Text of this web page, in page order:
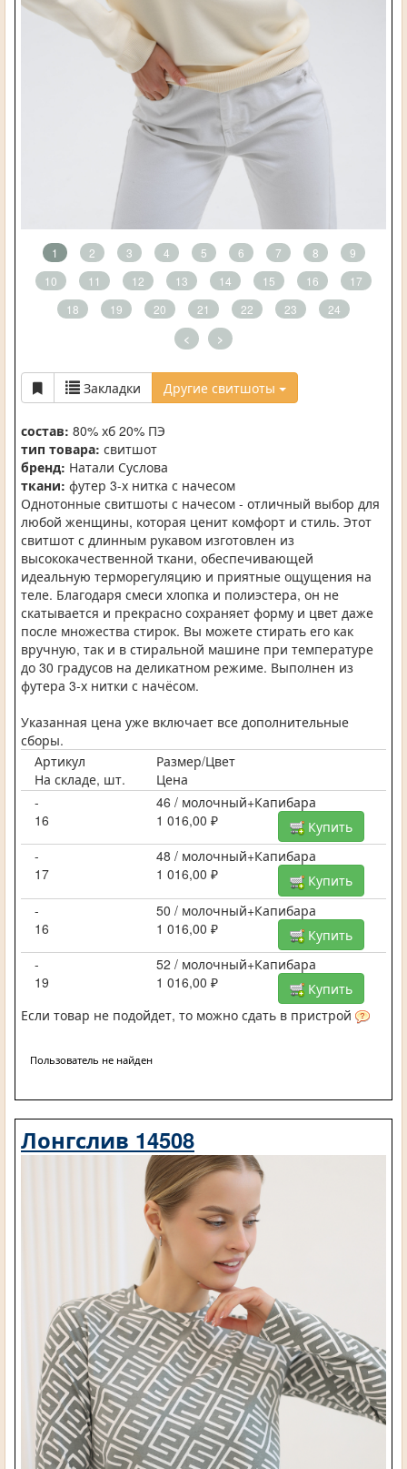
1 2 3 4 5 6 7 8
9
10
11 12 13 14 15 16
17
18
19 20 21 22 23 24
< >
Закладки Другие свитшоты
состав: 80% хб 20% ПЭ
тип товара: свитшот
бренд: Натали Суслова
ткани: футер 3-х нитка с начесом
Однотонные свитшоты с начесом - отличный выбор для
любой женщины, которая ценит комфорт и стиль. Этот
свитшот с длинным рукавом изготовлен из
высококачественной ткани, обеспечивающей
идеальную терморегуляцию и приятные ощущения на
теле. Благодаря смеси хлопка и полиэстера, он не
скатывается и прекрасно сохраняет форму и цвет даже
после множества стирок. Вы можете стирать его как
вручную, так и в стиральной машине при температуре
до 30 градусов на деликатном режиме. Выполнен из
футера 3-х нитки с начёсом.
Указанная цена уже включает все дополнительные
сборы.
Артикул
Размер/Цвет
На складе, шт.
Цена
-
46 / молочный+Капибара
16
1 016,00 ₽
Купить
-
48 / молочный+Капибара
17
1 016,00 ₽
Купить
-
50 / молочный+Капибара
16
1 016,00 ₽
Купить
-
52 / молочный+Капибара
19
1 016,00 ₽
Купить
Если товар не подойдет, то можно сдать в пристрой
Пользователь не найден
Лонгслив 14508